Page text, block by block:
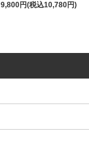
9,800円(税込10,780円)